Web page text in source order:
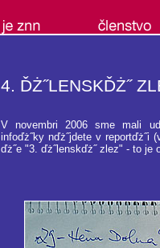
4. ĎŻ˝LENSKĎŻ˝
V novembri 2006 sme mali
infoďż˝ky nďż˝jdete v reportďż˝i
ďż˝e "3. ďż˝lenskďż˝ zlez" - to je